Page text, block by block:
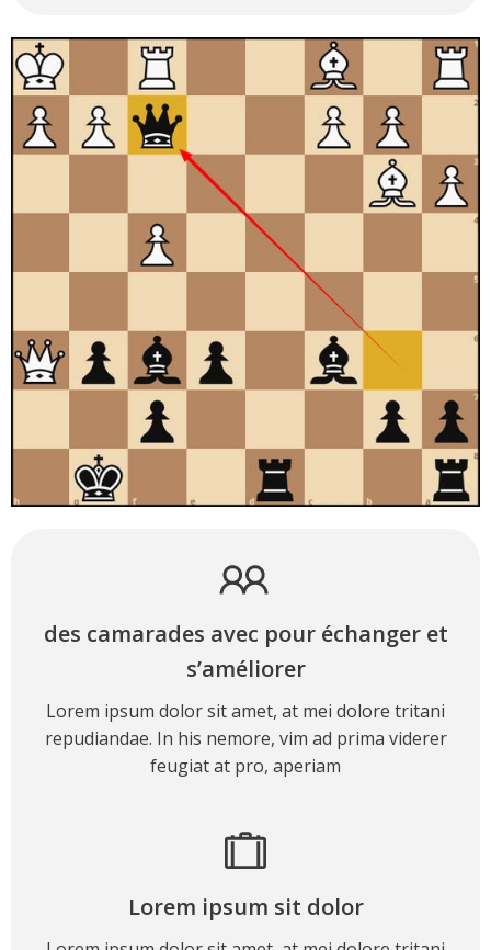
des camarades avec pour échanger et
s’améliorer
Lorem ipsum dolor sit amet, at mei dolore tritani
repudiandae. In his nemore, vim ad prima viderer
feugiat at pro, aperiam
Lorem ipsum sit dolor